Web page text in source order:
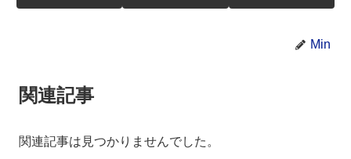
Min
関連記事
関連記事は見つかりませんでした。